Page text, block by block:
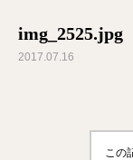
img_2525.jpg
2017.07.16
この